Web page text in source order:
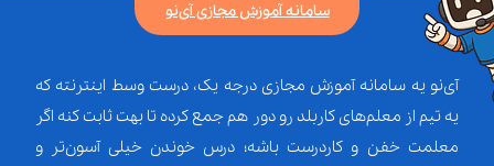
سامانه آموزش مجازی آی‌نو
آی‌نو یه سامانه آموزش مجازی درجه یک، درست وسط اینترنته که
یه تیم از معلم‌‌های کاربلد رو دور هم جمع کرده تا بهت ثابت کنه اگر
معلمت خفن و کاردرست باشه؛ درس خوندن خیلی آسون‌تر و